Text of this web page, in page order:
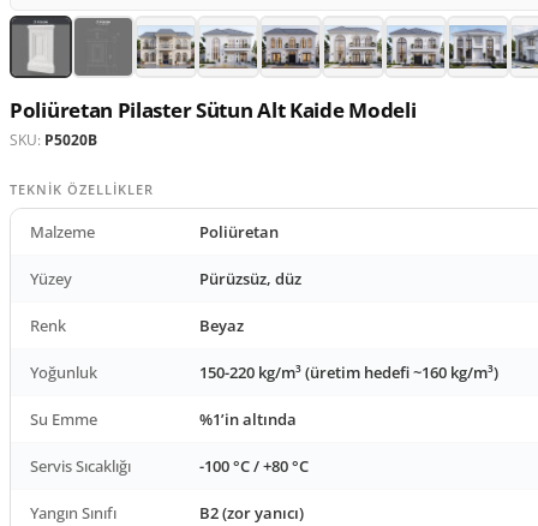
Poliüretan Pilaster Sütun Alt Kaide Modeli
SKU: P5020B
TEKNIK ÖZELLIKLER
Malzeme Poliüretan
Yüzey Pürüzsüz, düz
Renk Beyaz
Yoğunluk 150-220 kg/m³ (üretim hedefi ~160 kg/m³)
Su Emme %1’in altında
Servis Sıcaklığı -100 °C / +80 °C
Yangın Sınıfı B2 (zor yanıcı)